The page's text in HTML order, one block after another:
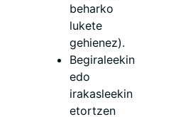
beharko
lukete
gehienez).
Begiraleekin
edo
irakasleekin
etortzen